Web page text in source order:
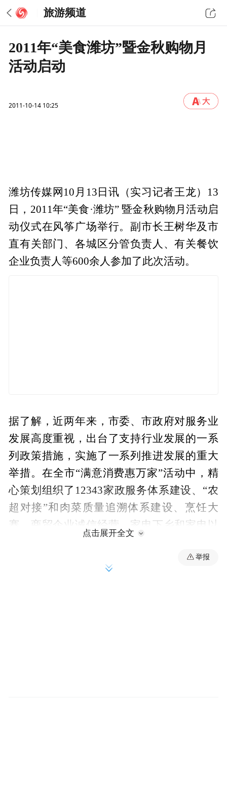
旅游频道
2011年“美食潍坊”暨金秋购物月
活动启动
2011-10-14 10:25
潍坊传媒网10月13日讯（实习记者王龙）13
日，2011年“美食·潍坊” 暨金秋购物月活动启
动仪式在风筝广场举行。副市长王树华及市
直有关部门、各城区分管负责人、有关餐饮
企业负责人等600余人参加了此次活动。
据了解，近两年来，市委、市政府对服务业
发展高度重视，出台了支持行业发展的一系
列政策措施，实施了一系列推进发展的重大
举措。在全市“满意消费惠万家”活动中，精
心策划组织了12343家政服务体系建设、“农
超对接”和肉菜质量追溯体系建设、烹饪大
赛、商贸企业诚信经营、家电下乡和家电以
政府的高度关注和充分肯定，并在潍坊召开
点击展开全文
举报